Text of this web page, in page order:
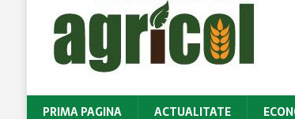
PRIMA PAGINA ACTUALITATE